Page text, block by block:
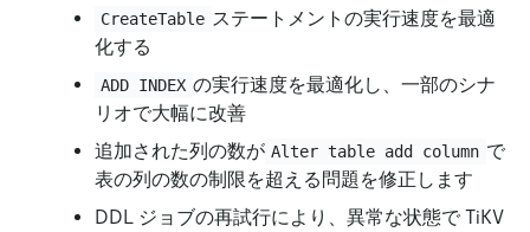
CreateTable ステートメントの実行速度を最適
化する
ADD INDEX の実行速度を最適化し、一部のシナ
リオで大幅に改善
追加された列の数が Alter table add column で
表の列の数の制限を超える問題を修正します
DDL ジョブの再試行により、異常な状態で TiKV